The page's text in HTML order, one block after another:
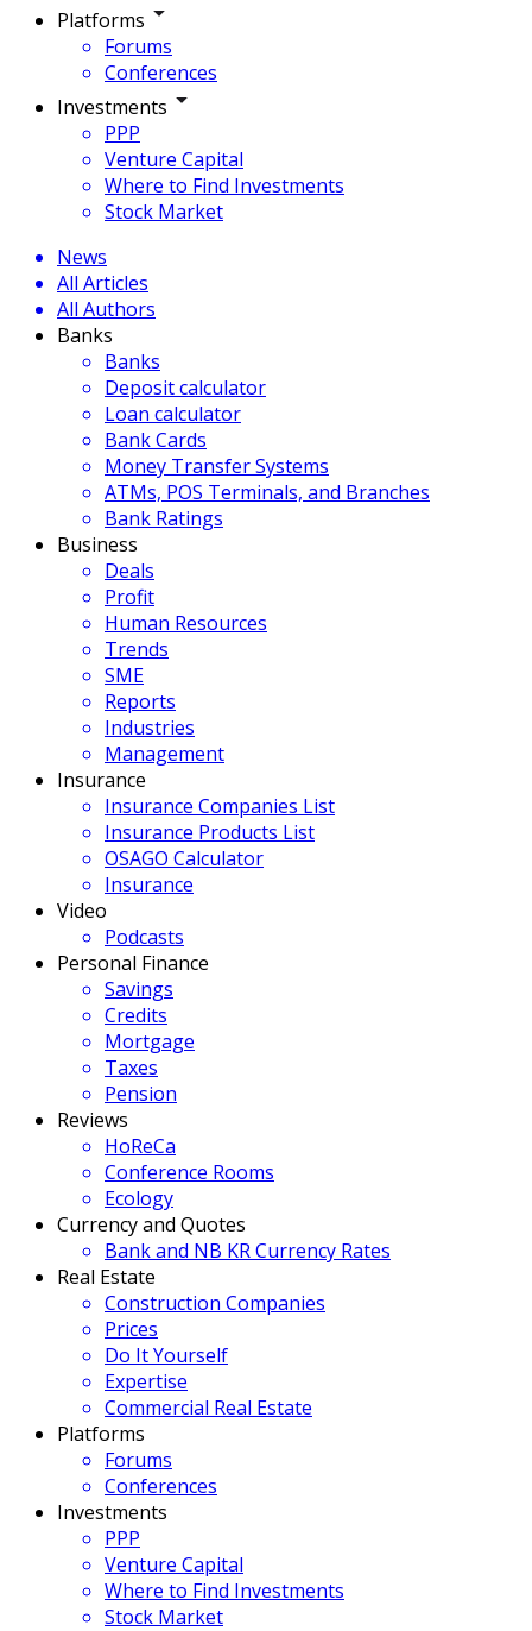
Platforms
Forums
Conferences
Investments
PPP
Venture Capital
Where to Find Investments
Stock Market
News
All Articles
All Authors
Banks
Banks
Deposit calculator
Loan calculator
Bank Cards
Money Transfer Systems
ATMs, POS Terminals, and Branches
Bank Ratings
Business
Deals
Profit
Human Resources
Trends
SME
Reports
Industries
Management
Insurance
Insurance Companies List
Insurance Products List
OSAGO Calculator
Insurance
Video
Podcasts
Personal Finance
Savings
Credits
Mortgage
Taxes
Pension
Reviews
HoReCa
Conference Rooms
Ecology
Currency and Quotes
Bank and NB KR Currency Rates
Real Estate
Construction Companies
Prices
Do It Yourself
Expertise
Commercial Real Estate
Platforms
Forums
Conferences
Investments
PPP
Venture Capital
Where to Find Investments
Stock Market